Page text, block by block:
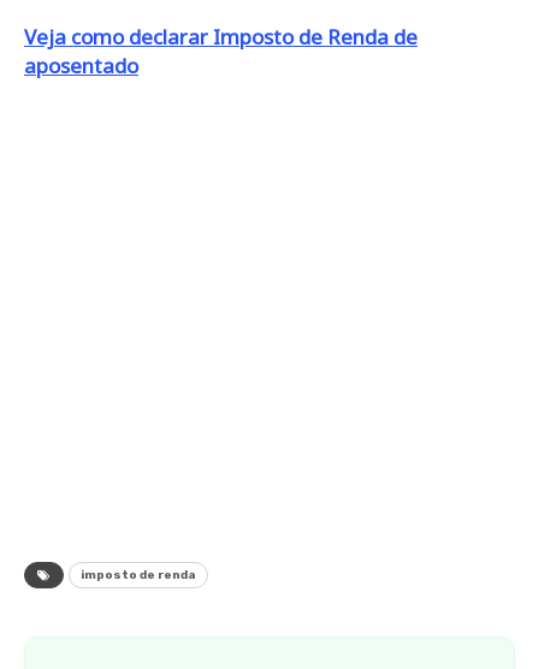
Veja como declarar Imposto de Renda de
aposentado
imposto de renda